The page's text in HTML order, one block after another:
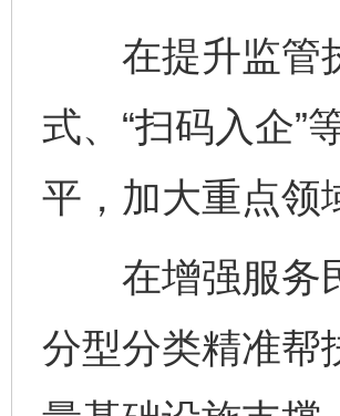
在提升监管执
式、“扫码入企”
平，加大重点领
在增强服务民
分型分类精准帮